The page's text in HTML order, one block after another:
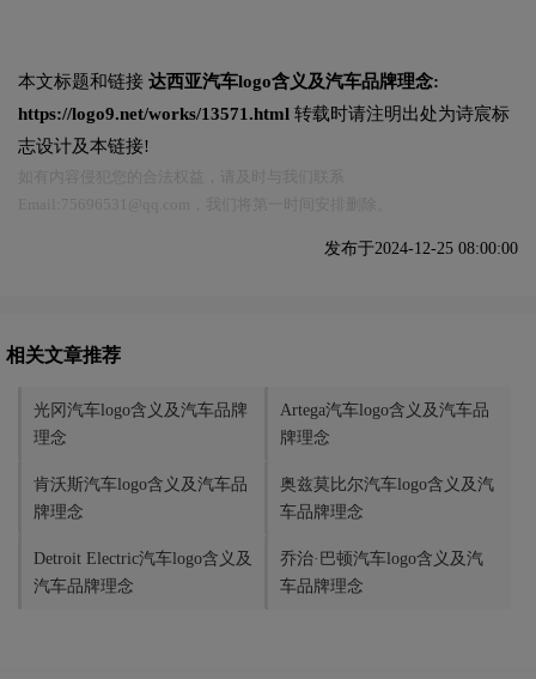
本文标题和链接 达西亚汽车logo含义及汽车品牌理念:
https://logo9.net/works/13571.html 转载时请注明出处为诗宸标
志设计及本链接!
发布于2024-12-25 08:00:00
相关文章推荐
光冈汽车logo含义及汽车品牌
理念
Artega汽车logo含义及汽车品
牌理念
肯沃斯汽车logo含义及汽车品
牌理念
奥兹莫比尔汽车logo含义及汽
车品牌理念
Detroit Electric汽车logo含义及
汽车品牌理念
乔治·巴顿汽车logo含义及汽
车品牌理念